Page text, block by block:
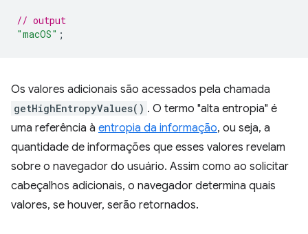
// output
"macOS" ;
Os valores adicionais são acessados pela chamada
getHighEntropyValues() . O termo "alta entropia" é
uma referência à entropia da informação, ou seja, a
quantidade de informações que esses valores revelam
sobre o navegador do usuário. Assim como ao solicitar
cabeçalhos adicionais, o navegador determina quais
valores, se houver, serão retornados.